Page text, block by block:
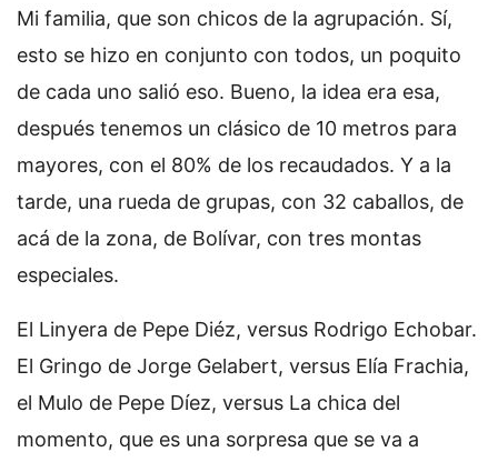
Mi familia, que son chicos de la agrupación. Sí,
esto se hizo en conjunto con todos, un poquito
de cada uno salió eso. Bueno, la idea era esa,
después tenemos un clásico de 10 metros para
mayores, con el 80% de los recaudados. Y a la
tarde, una rueda de grupas, con 32 caballos, de
acá de la zona, de Bolívar, con tres montas
especiales.
El Linyera de Pepe Diéz, versus Rodrigo Echobar.
El Gringo de Jorge Gelabert, versus Elía Frachia,
el Mulo de Pepe Díez, versus La chica del
momento, que es una sorpresa que se va a